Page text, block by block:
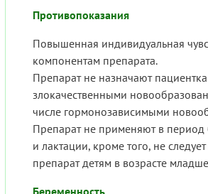
Противопоказания
Повышенная индивидуальная
компонентам препарата.
Препарат не назначают
злокачественными
числе гормонозависимыми
Препарат не применяют в период
и лактации, кроме того, не
препарат детям в возрасте